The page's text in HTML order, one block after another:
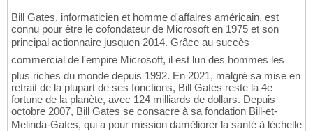
Bill Gates, informaticien et homme d'affaires américain, est
connu pour être le cofondateur de Microsoft en 1975 et son
principal actionnaire jusquen 2014. Grâce au succès
commercial de l'empire Microsoft, il est lun des hommes les
plus riches du monde depuis 1992. En 2021, malgré sa mise en
retrait de la plupart de ses fonctions, Bill Gates reste la 4e
fortune de la planète, avec 124 milliards de dollars. Depuis
octobre 2007, Bill Gates se consacre à sa fondation Bill-et-
Melinda-Gates, qui a pour mission daméliorer la santé à léchelle